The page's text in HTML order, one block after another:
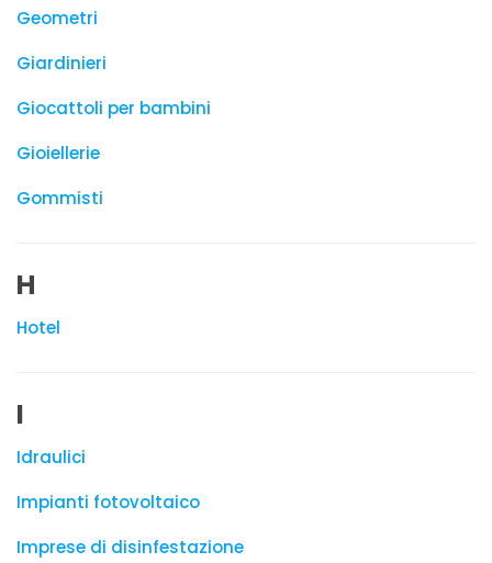
Geometri
Giardinieri
Giocattoli per bambini
Gioiellerie
Gommisti
H
Hotel
I
Idraulici
Impianti fotovoltaico
Imprese di disinfestazione